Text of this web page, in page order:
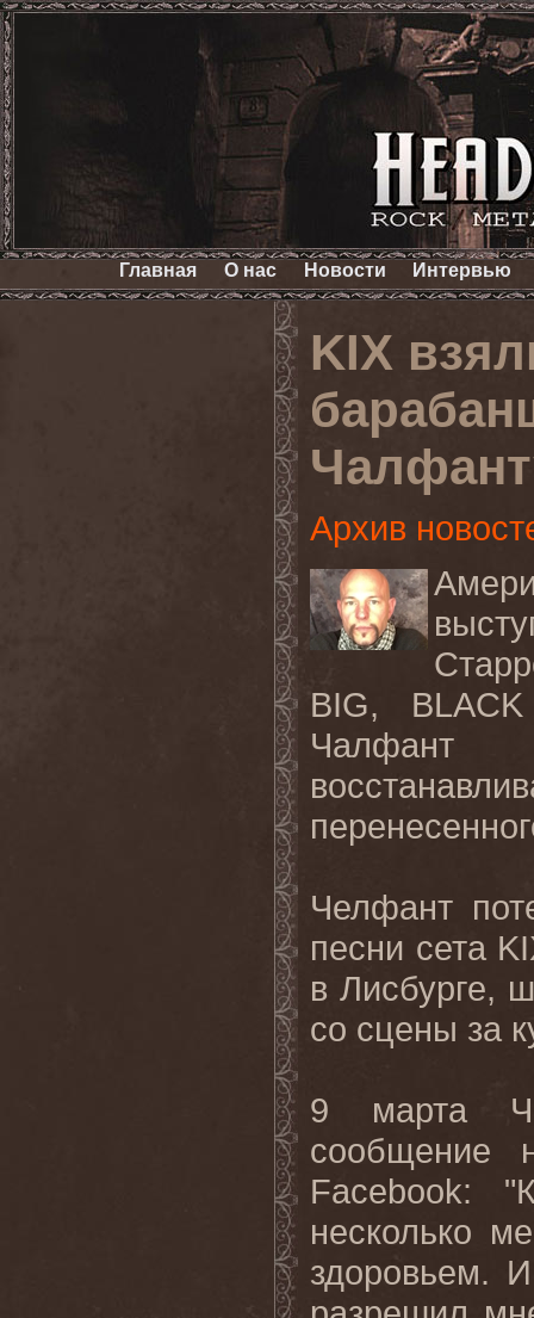
Главная О нас Новости Интервью
KIX
Архив
BIG, BLACK
Чалфант
Челфант
песни сета
в Лисбурге,
со сцены за
9 марта
сообщение
Facebook:
несколько
здоровьем.